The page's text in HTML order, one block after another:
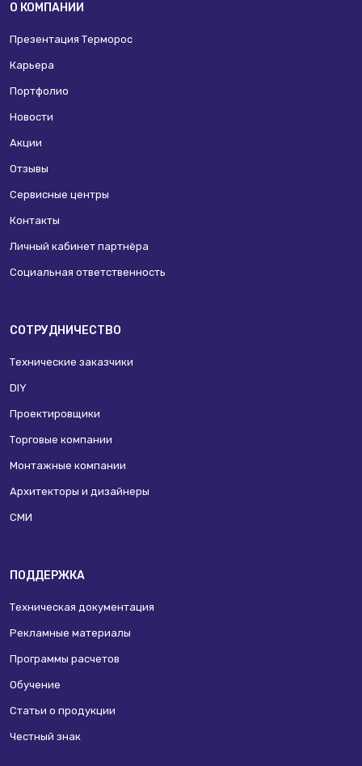
О КОМПАНИИ
Презентация Терморос
Карьера
Портфолио
Новости
Акции
Отзывы
Сервисные центры
Контакты
Личный кабинет партнёра
Социальная ответственность
СОТРУДНИЧЕСТВО
Технические заказчики
DIY
Проектировщики
Торговые компании
Монтажные компании
Архитекторы и дизайнеры
СМИ
ПОДДЕРЖКА
Техническая документация
Рекламные материалы
Программы расчетов
Обучение
Статьи о продукции
Честный знак